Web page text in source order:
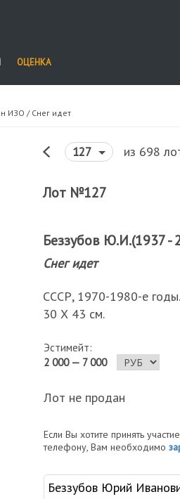
ОЦЕНКА
ИЗО / Снег идет
127 из 698
Лот №127
Беззубов Ю.И.(1937 -
Снег идет
СССР, 1970-1980-е годы.
30 Х 43 см.
Эстимейт:
2 000 — 7 000
Лот не продан
Если Вы хотите принять
телефону, Вам необходимо
Беззубов Юрий